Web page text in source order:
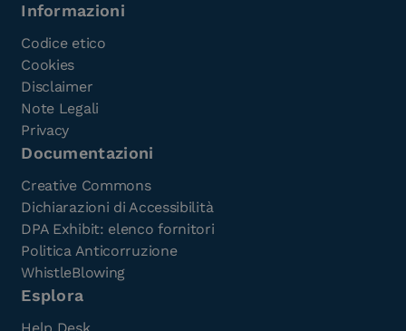
Informazioni
Codice etico
Cookies
Disclaimer
Note Legali
Privacy
Documentazioni
Creative Commons
Dichiarazioni di Accessibilità
DPA Exhibit: elenco fornitori
Politica Anticorruzione
WhistleBlowing
Esplora